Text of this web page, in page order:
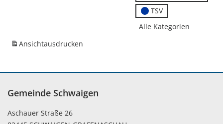
TSV
Alle Kategorien
Ansichtausdrucken
Gemeinde Schwaigen
Aschauer Straße 26